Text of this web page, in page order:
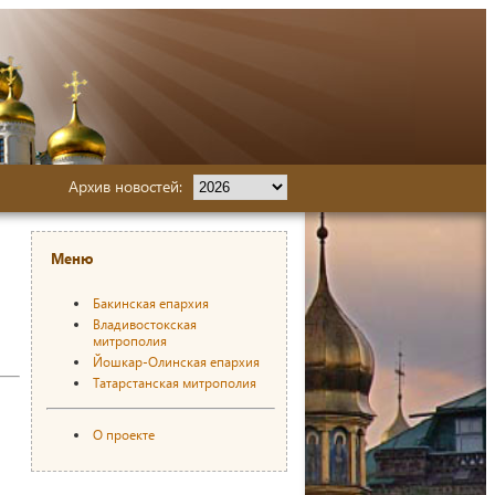
Архив новостей:
Меню
Бакинская епархия
Владивостокская
митрополия
Йошкар-Олинская епархия
Татарстанская митрополия
О проекте